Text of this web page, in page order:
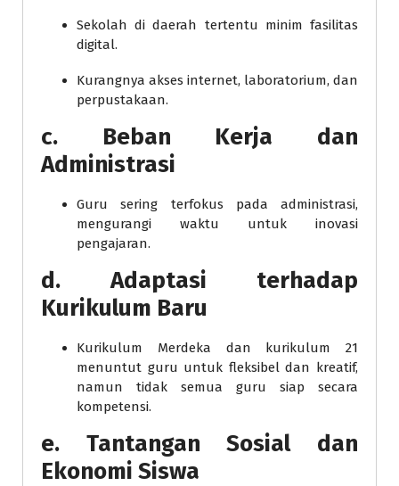
Sekolah di daerah tertentu minim fasilitas
digital.
Kurangnya akses internet, laboratorium, dan
perpustakaan.
c. Beban Kerja dan
Administrasi
Guru sering terfokus pada administrasi,
mengurangi waktu untuk inovasi
pengajaran.
d.Adaptasi terhadap
Kurikulum Baru
Kurikulum Merdeka dan kurikulum 21
menuntut guru untuk fleksibel dan kreatif,
namun tidak semua guru siap secara
kompetensi.
e. Tantangan Sosial dan
Ekonomi Siswa